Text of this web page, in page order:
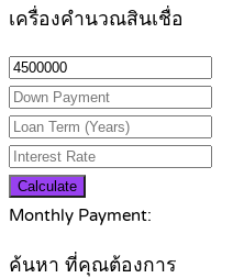
เครื่องคำนวณสินเชื่อ
Calculate
Monthly Payment:
ค้นหา ที่คุณต้องการ